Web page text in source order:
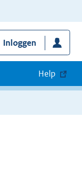
Inloggen
Help